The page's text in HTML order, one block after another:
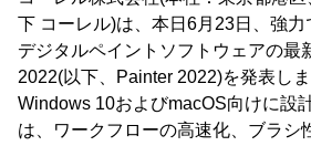
下 コーレル)は、本日6月23日、強
デジタルペイントソフトウェアの最
2022(以下、Painter 2022)を発表しま
Windows 10およびmacOS向けに設
は、ワークフローの高速化、ブラシ